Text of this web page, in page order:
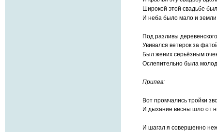
Широкой этой свадьбе
И неба было мало и земли
Под разливы
Увивался ветерок за
Был жених серьёзным
Ослепительно была
Припев:
Вот промчались тройки
И дыхание весны шло от
И шагал я совершенно